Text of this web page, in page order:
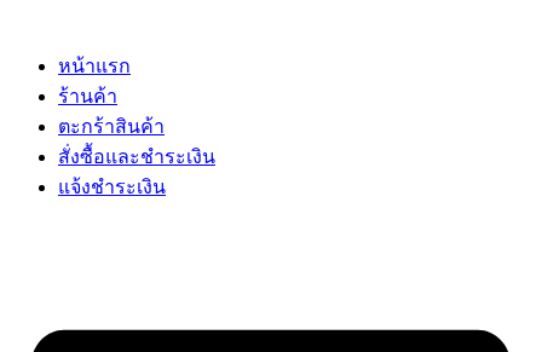
contentหน้าแรก
ร้านค้า
ตะกร้าสินค้า
สั่งซื้อและชำระเงิน
แจ้งชำระเงิน